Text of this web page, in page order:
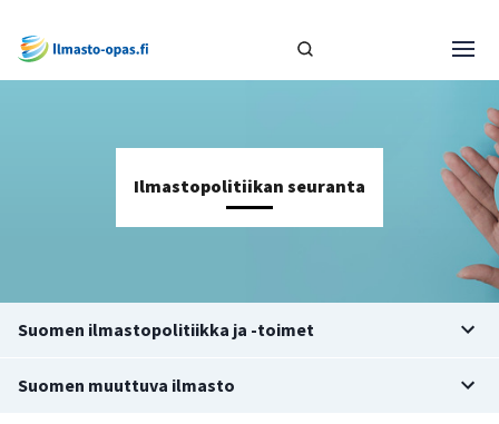
Ilmastopolitiikan seuranta
Suomen ilmastopolitiikka ja -toimet
Suomen muuttuva ilmasto